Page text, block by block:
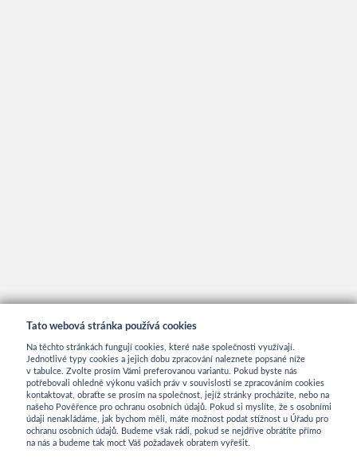
INFORMACE
Tato webová stránka používá cookies
Na těchto stránkách fungují cookies, které naše společnosti využívají.
Jednotlivé typy cookies a jejich dobu zpracování naleznete popsané níže
v tabulce. Zvolte prosím Vámi preferovanou variantu. Pokud byste nás
potřebovali ohledně výkonu vašich práv v souvislosti se zpracováním cookies
kontaktovat, obraťte se prosím na společnost, jejíž stránky procházíte, nebo na
našeho Pověřence pro ochranu osobních údajů. Pokud si myslíte, že s osobními
údaji nenakládáme, jak bychom měli, máte možnost podat stížnost u Úřadu pro
ochranu osobních údajů. Budeme však rádi, pokud se nejdříve obrátíte přímo
na nás a budeme tak moct Váš požadavek obratem vyřešit.